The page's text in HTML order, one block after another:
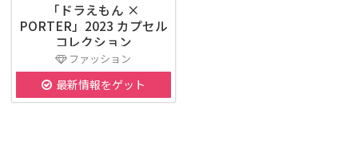
「ドラえもん ×
PORTER」2023 カプセル
コレクション
ファッション
最新情報をゲット